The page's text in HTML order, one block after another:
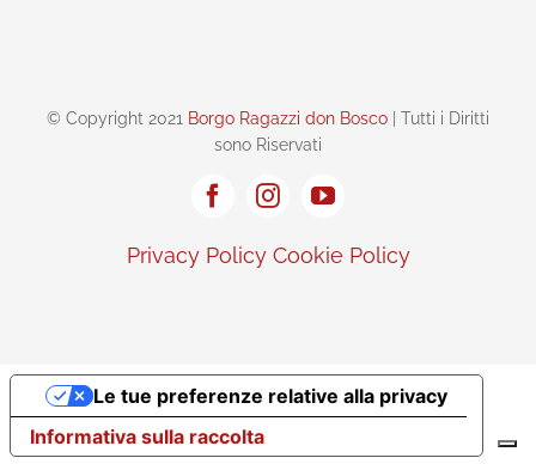
© Copyright 2021 Borgo Ragazzi don Bosco | Tutti i Diritti
sono Riservati
Privacy Policy Cookie Policy
Informativa sulla raccolta
Le tue preferenze relative alla privacy